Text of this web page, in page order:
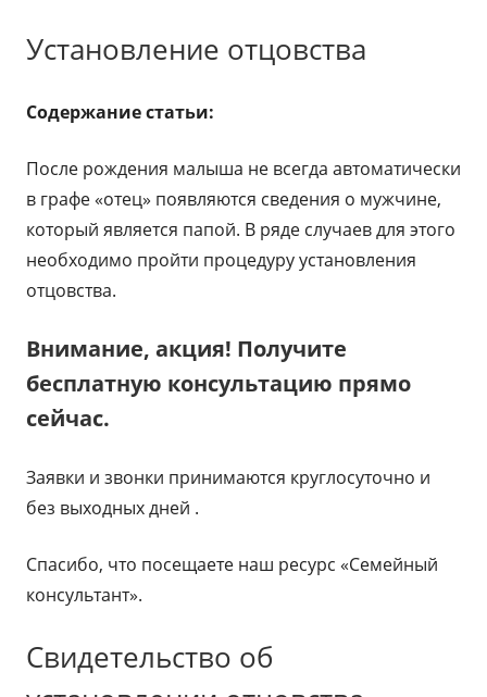
Установление отцовства
Содержание статьи:
После рождения малыша не всегда автоматически
в графе «отец» появляются сведения о мужчине,
который является папой. В ряде случаев для этого
необходимо пройти процедуру установления
отцовства.
Внимание, акция! Получите
бесплатную консультацию прямо
сейчас.
Заявки и звонки принимаются круглосуточно и
без выходных дней .
Спасибо, что посещаете наш ресурс «Семейный
консультант».
Свидетельство об